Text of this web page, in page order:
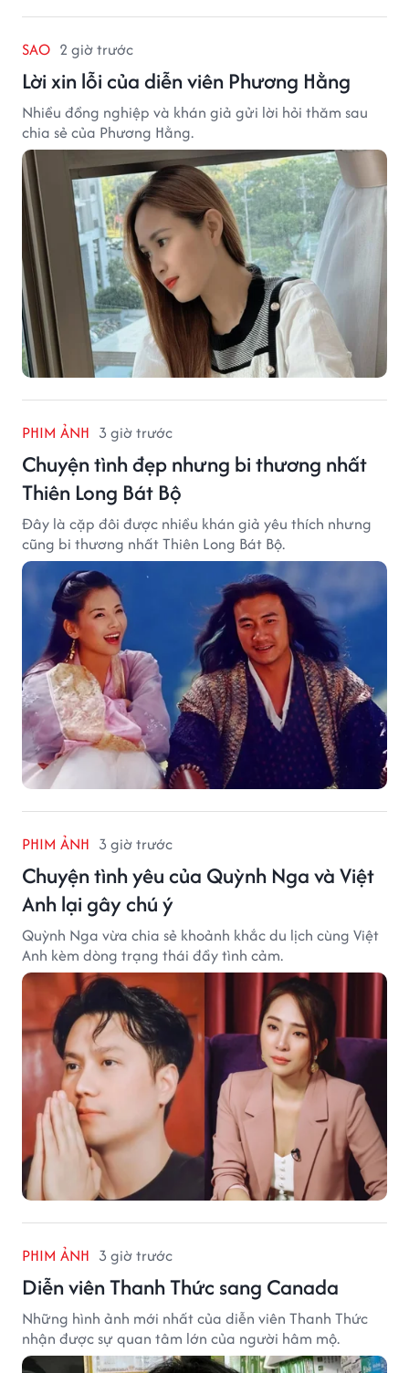
SAO 2 giờ trước
Lời xin lỗi của diễn viên Phương Hằng
Nhiều đồng nghiệp và khán giả gửi lời hỏi thăm sau
chia sẻ của Phương Hằng.
PHIM ẢNH 3 giờ trước
Chuyện tình đẹp nhưng bi thương nhất
Thiên Long Bát Bộ
Đây là cặp đôi được nhiều khán giả yêu thích nhưng
cũng bi thương nhất Thiên Long Bát Bộ.
PHIM ẢNH 3 giờ trước
Chuyện tình yêu của Quỳnh Nga và Việt
Anh lại gây chú ý
Quỳnh Nga vừa chia sẻ khoảnh khắc du lịch cùng Việt
Anh kèm dòng trạng thái đầy tình cảm.
PHIM ẢNH 3 giờ trước
Diễn viên Thanh Thức sang Canada
Những hình ảnh mới nhất của diễn viên Thanh Thức
nhận được sự quan tâm lớn của người hâm mộ.